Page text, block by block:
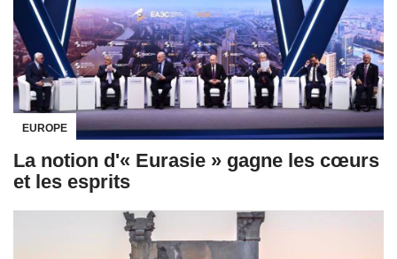
EUROPE
La notion d'« Eurasie » gagne les cœurs
et les esprits